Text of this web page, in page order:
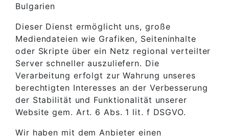
Bulgarien
Dieser Dienst ermöglicht uns, große
Mediendateien wie Grafiken, Seiteninhalte
oder Skripte über ein Netz regional verteilter
Server schneller auszuliefern. Die
Verarbeitung erfolgt zur Wahrung unseres
berechtigten Interesses an der Verbesserung
der Stabilität und Funktionalität unserer
Website gem. Art. 6 Abs. 1 lit. f DSGVO.
Wir haben mit dem Anbieter einen